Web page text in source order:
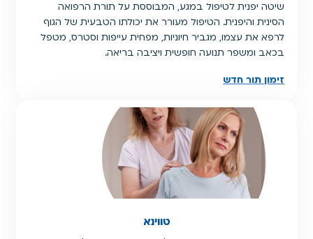
שיטה יפנית לטיפול במגע, המבוססת על תורת הרפואה
הסינית והיפנית. הטיפול מעורר את יכולתו הטבעית של הגוף
לרפא את עצמו, מגביר חיוניות, מפחית עייפות וסטרס, מטפל
בכאב ומשפר תנועה חופשית ויציבה בריאה.
זימון תור חדש
טווינא